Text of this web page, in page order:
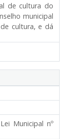
de cultura do
municipal
cultura, e dá
Municipal nº